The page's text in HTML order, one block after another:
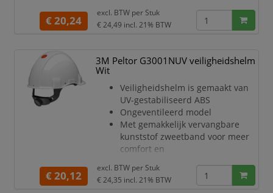
UV-gestabiliseerd ABS
Geventileerd model, effectieve
draagcomfort, met name in een
warm klimaat
kunststof zweetband voor meer
comfort en
hygiëne
Hel
€ 20,24
excl. BTW per Stuk
€ 24,49 incl. 21% BTW
3M Peltor G3001NUV veiligheidshelm
Wit
Veiligheidshelm is gemaakt van
UV-gestabiliseerd ABS
Ongeventileerd model
Met gemakkelijk vervangbare
kunststof zweetband voor meer
comfort en
Helm is voorzien van een 4-punts
textielen binnenwerk
€ 20,12
excl. BTW per Stuk
€ 24,35 incl. 21% BTW